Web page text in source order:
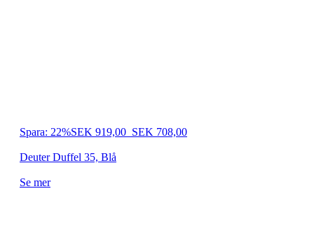
Spara: 22%SEK 919,00 SEK 708,00
Deuter Duffel 35, Blå
Se mer